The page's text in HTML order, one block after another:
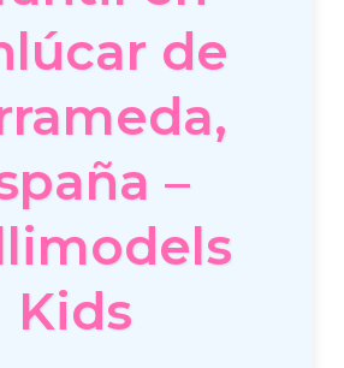
de
–
Kids